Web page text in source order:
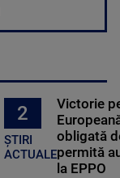
2
ȘTIRI
ACTUALE
Victorie
obligată
permită
la EPPO